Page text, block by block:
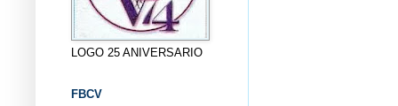
LOGO 25 ANIVERSARIO
FBCV